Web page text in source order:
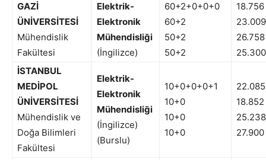
GAZİ
ÜNİVERSİTESİ
Mühendislik
Fakültesi
Elektrik-
Elektronik
Mühendisliği
(İngilizce)
60+2+0+0+0
60+2
50+2
50+2
18.756
23.009
26.758
25.300
İSTANBUL
MEDİPOL
ÜNİVERSİTESİ
Mühendislik ve
Doğa Bilimleri
Fakültesi
Elektrik-
Elektronik
Mühendisliği
(İngilizce)
(Burslu)
10+0+0+0+1
10+0
10+0
10+0
22.085
18.852
25.238
27.900